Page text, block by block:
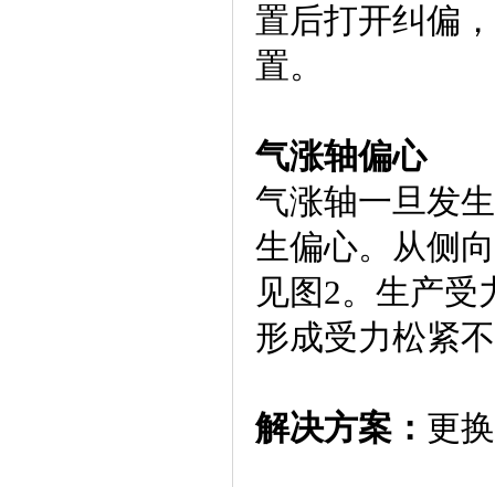
置后打开纠偏
置。
气涨轴偏心
气涨轴一旦发
生偏心。从侧
见图2。生产
形成受力松紧
解决方案： 更